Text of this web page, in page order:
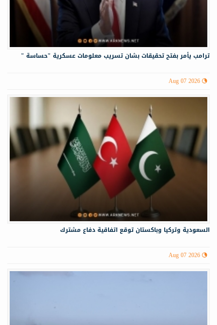
ترامب يأمر بفتح تحقيقات بشان تسريب معلومات عسكرية "حساسة "
Aug 07 2026
السعودية وتركيا وباكستان توقع اتفاقية دفاع مشترك
Aug 07 2026